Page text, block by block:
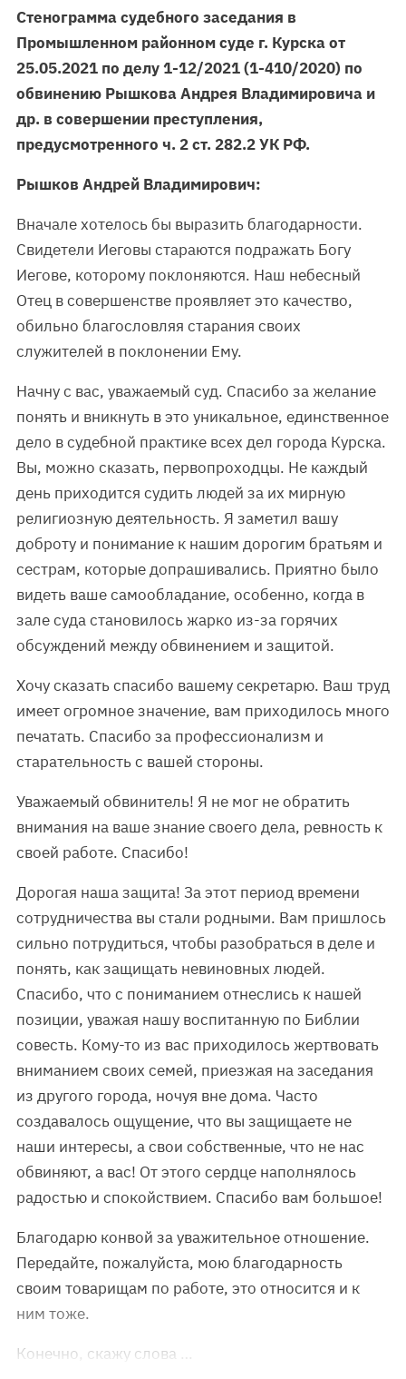
Стенограмма судебного заседания в
Промышленном районном суде г. Курска от
25.05.2021 по делу 1-12/2021 (1-410/2020) по
обвинению Рышкова Андрея Владимировича и
др. в совершении преступления,
предусмотренного ч. 2 ст. 282.2 УК РФ.
Рышков Андрей Владимирович:
Вначале хотелось бы выразить благодарности.
Свидетели Иеговы стараются подражать Богу
Иегове, которому поклоняются. Наш небесный
Отец в совершенстве проявляет это качество,
обильно благословляя старания своих
служителей в поклонении Ему.
Начну с вас, уважаемый суд. Спасибо за желание
понять и вникнуть в это уникальное, единственное
дело в судебной практике всех дел города Курска.
Вы, можно сказать, первопроходцы. Не каждый
день приходится судить людей за их мирную
религиозную деятельность. Я заметил вашу
доброту и понимание к нашим дорогим братьям и
сестрам, которые допрашивались. Приятно было
видеть ваше самообладание, особенно, когда в
зале суда становилось жарко из-за горячих
обсуждений между обвинением и защитой.
Хочу сказать спасибо вашему секретарю. Ваш труд
имеет огромное значение, вам приходилось много
печатать. Спасибо за профессионализм и
старательность с вашей стороны.
Уважаемый обвинитель! Я не мог не обратить
внимания на ваше знание своего дела, ревность к
своей работе. Спасибо!
Дорогая наша защита! За этот период времени
сотрудничества вы стали родными. Вам пришлось
сильно потрудиться, чтобы разобраться в деле и
понять, как защищать невиновных людей.
Спасибо, что с пониманием отнеслись к нашей
позиции, уважая нашу воспитанную по Библии
совесть. Кому-то из вас приходилось жертвовать
вниманием своих семей, приезжая на заседания
из другого города, ночуя вне дома. Часто
создавалось ощущение, что вы защищаете не
наши интересы, а свои собственные, что не нас
обвиняют, а вас! От этого сердце наполнялось
радостью и спокойствием. Спасибо вам большое!
Благодарю конвой за уважительное отношение.
Передайте, пожалуйста, мою благодарность
своим товарищам по работе, это относится и к
ним тоже.
Конечно, скажу слова …